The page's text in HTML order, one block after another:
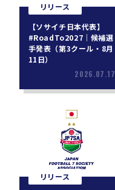
リリース
【ソサイチ日本代表】
#RoadTo2027｜候補選
手発表（第3クール・8月
11日）
2026.07.17
リリース